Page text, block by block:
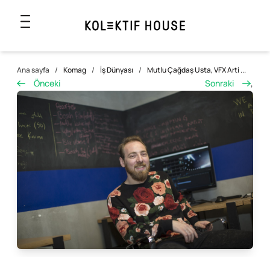
Ana sayfa / Komag / İş Dünyası / Mutlu Çağdaş Usta, VFX Arti ...
Önceki Sonraki ,